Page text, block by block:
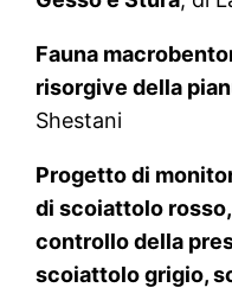
Fauna
risorgive della
Shestani
Progetto di
di scoiattolo
controllo della
scoiattolo grigio,